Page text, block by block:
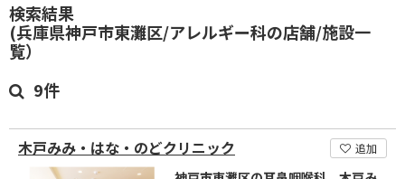
検索結果
(兵庫県神戸市東灘区/アレルギー科の店舗/施設一
覧）
9件
木戸みみ・はな・のどクリニック 追加